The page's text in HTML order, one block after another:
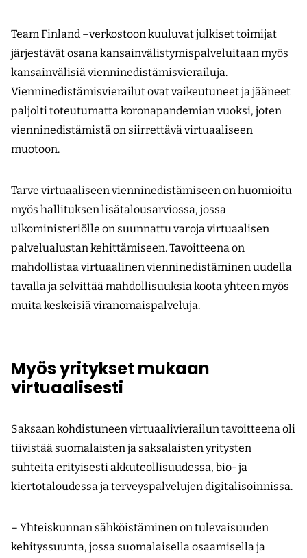
Team Finland –verkostoon kuuluvat julkiset toimijat
järjestävät osana kansainvälistymispalveluitaan myös
kansainvälisiä vienninedistämisvierailuja.
Vienninedistämisvierailut ovat vaikeutuneet ja jääneet
paljolti toteutumatta koronapandemian vuoksi, joten
vienninedistämistä on siirrettävä virtuaaliseen
muotoon.
Tarve virtuaaliseen vienninedistämiseen on huomioitu
myös hallituksen lisätalousarviossa, jossa
ulkoministeriölle on suunnattu varoja virtuaalisen
palvelualustan kehittämiseen. Tavoitteena on
mahdollistaa virtuaalinen vienninedistäminen uudella
tavalla ja selvittää mahdollisuuksia koota yhteen myös
muita keskeisiä viranomaispalveluja.
Myös yritykset mukaan
virtuaalisesti
Saksaan kohdistuneen virtuaalivierailun tavoitteena oli
tiivistää suomalaisten ja saksalaisten yritysten
suhteita erityisesti akkuteollisuudessa, bio- ja
kiertotaloudessa ja terveyspalvelujen digitalisoinnissa.
– Yhteiskunnan sähköistäminen on tulevaisuuden
kehityssuunta, jossa suomalaisella osaamisella ja